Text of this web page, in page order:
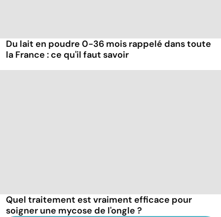
Du lait en poudre 0-36 mois rappelé dans toute
la France : ce qu'il faut savoir
Quel traitement est vraiment efficace pour
soigner une mycose de l'ongle ?